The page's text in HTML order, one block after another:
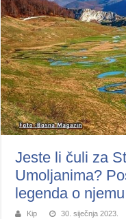
Jeste li čuli za
Umoljanima?
legenda o
Kip 30. siječnja 2023.